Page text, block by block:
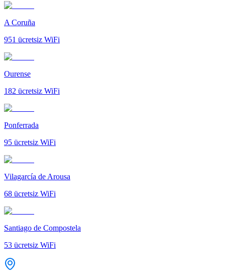
A Coruña
951 ücretsiz WiFi
Ourense
182 ücretsiz WiFi
Ponferrada
95 ücretsiz WiFi
Vilagarcía de Arousa
68 ücretsiz WiFi
Santiago de Compostela
53 ücretsiz WiFi